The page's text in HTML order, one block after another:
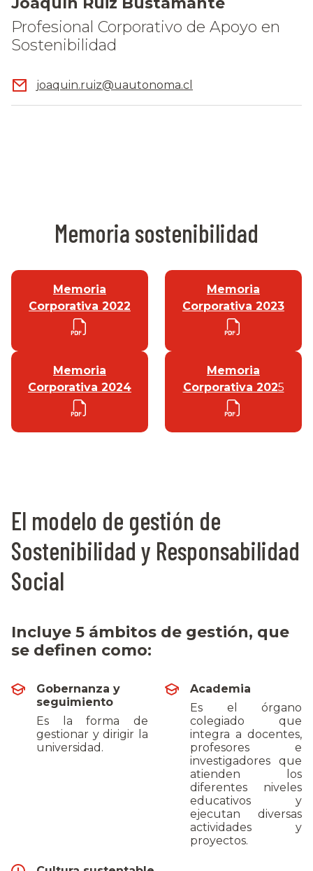
Profesional Corporativo de Apoyo en
Sostenibilidad
joaquin.ruiz@uautonoma.cl
Memoria sostenibilidad
Memoria
Corporativa 2022
Memoria
Corporativa 2023
Memoria
Corporativa 2024
Memoria
Corporativa 2025
El modelo de gestión de
Sostenibilidad y Responsabilidad
Social
Incluye 5 ámbitos de gestión, que
se definen como:
Gobernanza y
seguimiento
Es la forma de
gestionar y dirigir la
universidad.
Academia
Es el órgano
colegiado que
integra a docentes,
profesores e
investigadores que
atienden los
diferentes niveles
educativos y
ejecutan diversas
actividades y
proyectos.